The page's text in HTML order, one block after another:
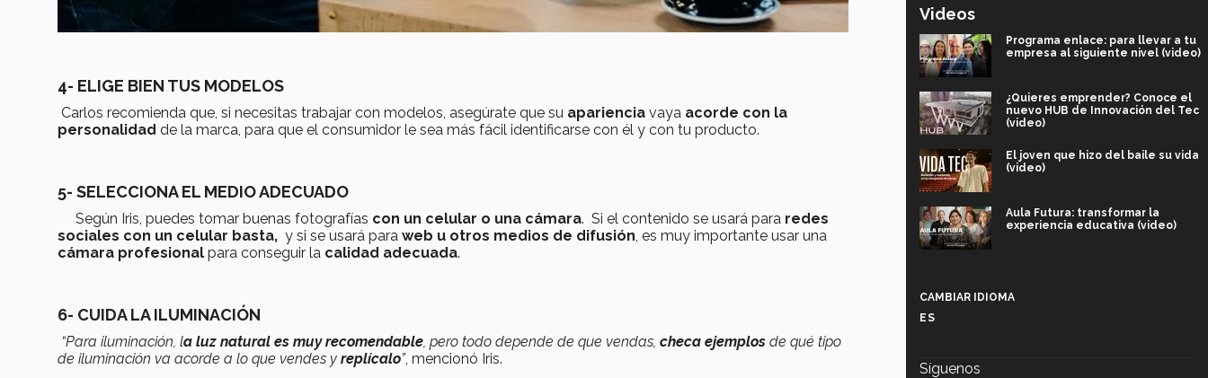
4- ELIGE BIEN TUS MODELOS
Carlos recomienda que, si necesitas trabajar con modelos, asegúrate que su apariencia vaya acorde con la
personalidad de la marca, para que el consumidor le sea más fácil identificarse con él y con tu producto.
5- SELECCIONA EL MEDIO ADECUADO
Según Iris, puedes tomar buenas fotografías con un celular o una cámara. Si el contenido se usará para redes
sociales con un celular basta, y si se usará para web u otros medios de difusión, es muy importante usar una
cámara profesional para conseguir la calidad adecuada.
6- CUIDA LA ILUMINACIÓN
“Para iluminación, la luz natural es muy recomendable, pero todo depende de que vendas, checa ejemplos de qué tipo
de iluminación va acorde a lo que vendes y replícalo”, mencionó Iris.
Videos
Programa enlace: para llevar a tu
empresa al siguiente nivel (video)
¿Quieres emprender? Conoce el
nuevo HUB de Innovación del Tec
(video)
El joven que hizo del baile su vida
(video)
Aula Futura: transformar la
experiencia educativa (video)
CAMBIAR IDIOMA
ES
Síguenos